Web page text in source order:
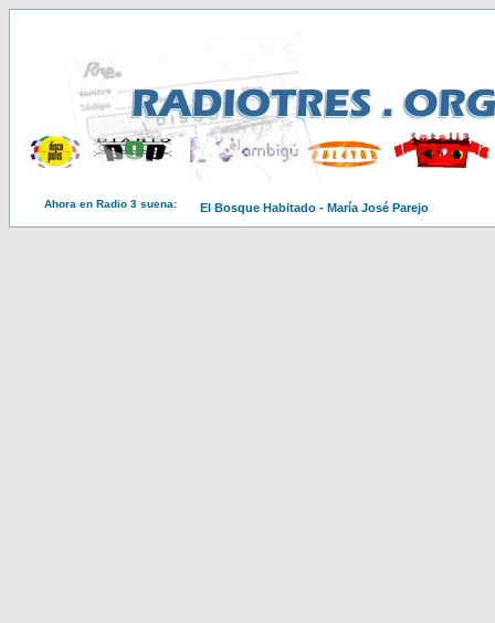
Ahora en Radio 3 suena: El Bosque Habitado - María José Parejo